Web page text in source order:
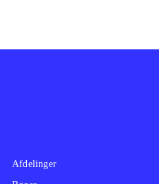
Afdelinger